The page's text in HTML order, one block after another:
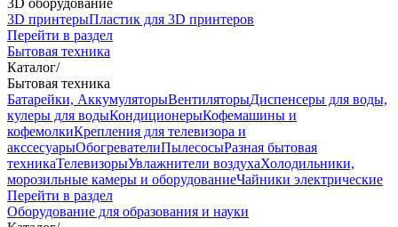
3D оборудование
3D принтерыПластик для 3D принтеров
Перейти в раздел
Бытовая техника
Каталог/
Бытовая техника
Батарейки, АккумуляторыВентиляторыДиспенсеры для воды,
кулеры для водыКондиционерыКофемашины и
кофемолкиКрепления для телевизора и
акссесуарыОбогревателиПылесосыРазная бытовая
техникаТелевизорыУвлажнители воздухаХолодильники,
морозильные камеры и оборудованиеЧайники электрические
Перейти в раздел
Оборудование для образования и науки